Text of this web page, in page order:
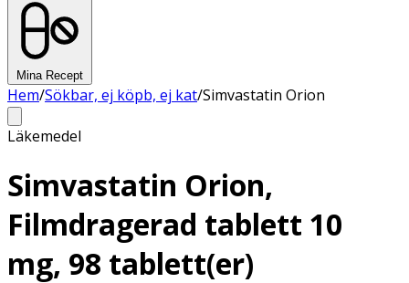
Mina Recept
Hem/Sökbar, ej köpb, ej kat/Simvastatin Orion
Läkemedel
Simvastatin Orion,
Filmdragerad tablett 10
mg, 98 tablett(er)